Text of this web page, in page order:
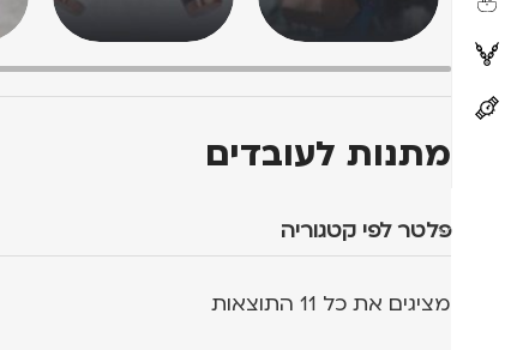
מתנות לעובדים
פלטר לפי קטגוריה
מציגים את כל ⁦11⁩ התוצאות